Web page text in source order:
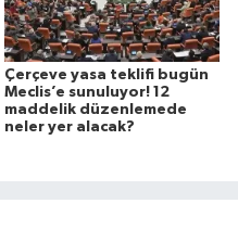
Çerçeve yasa teklifi bugün
Meclis’e sunuluyor! 12
maddelik düzenlemede
neler yer alacak?